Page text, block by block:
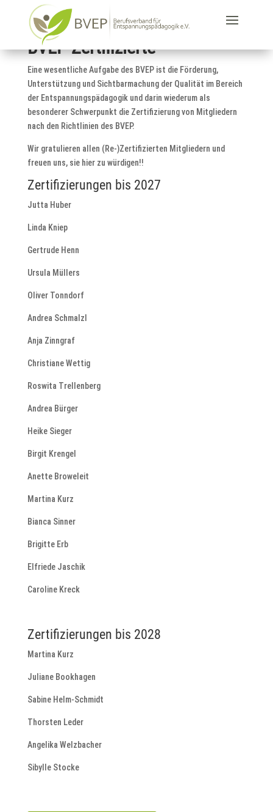
BVEP Zertifizierte
Eine wesentliche Aufgabe des BVEP ist die Förderung,
Unterstützung und Sichtbarmachung der Qualität im Bereich
der Entspannungspädagogik und darin wiederum als
besonderer Schwerpunkt die Zertifizierung von Mitgliedern
nach den Richtlinien des BVEP.
Wir gratulieren allen (Re-)Zertifizierten Mitgliedern und
freuen uns, sie hier zu würdigen!!
Zertifizierungen bis 2027
Jutta Huber
Linda Kniep
Gertrude Henn
Ursula Müllers
Oliver Tonndorf
Andrea Schmalzl
Anja Zinngraf
Christiane Wettig
Roswita Trellenberg
Andrea Bürger
Heike Sieger
Birgit Krengel
Anette Broweleit
Martina Kurz
Bianca Sinner
Brigitte Erb
Elfriede Jaschik
Caroline Kreck
Zertifizierungen bis 2028
Martina Kurz
Juliane Bookhagen
Sabine Helm-Schmidt
Thorsten Leder
Angelika Welzbacher
Sibylle Stocke